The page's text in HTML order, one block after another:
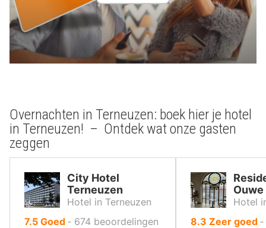
Overnachten in Terneuzen: boek hier je hotel
in Terneuzen! – Ontdek wat onze gasten
zeggen
City Hotel
Terneuzen
Hotel in Terneuzen
7.5uit
Goed ‐ 674 beoordelingen
Hotel
8.3 uit
Zeer goed ‐